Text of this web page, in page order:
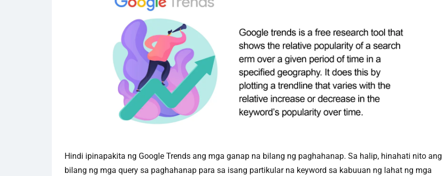
Hindi ipinapakita ng Google Trends ang mga ganap na bilang ng paghahanap. Sa halip, hinahati nito ang
bilang ng mga query sa paghahanap para sa isang partikular na keyword sa kabuuan ng lahat ng mga